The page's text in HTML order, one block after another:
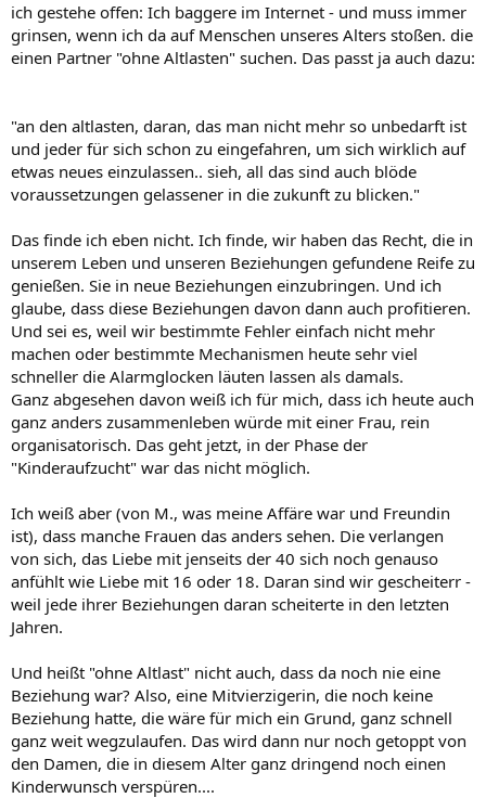
ich gestehe offen: Ich baggere im Internet - und muss immer
grinsen, wenn ich da auf Menschen unseres Alters stoßen. die
einen Partner "ohne Altlasten" suchen. Das passt ja auch dazu:
"an den altlasten, daran, das man nicht mehr so unbedarft ist
und jeder für sich schon zu eingefahren, um sich wirklich auf
etwas neues einzulassen.. sieh, all das sind auch blöde
voraussetzungen gelassener in die zukunft zu blicken."
Das finde ich eben nicht. Ich finde, wir haben das Recht, die in
unserem Leben und unseren Beziehungen gefundene Reife zu
genießen. Sie in neue Beziehungen einzubringen. Und ich
glaube, dass diese Beziehungen davon dann auch profitieren.
Und sei es, weil wir bestimmte Fehler einfach nicht mehr
machen oder bestimmte Mechanismen heute sehr viel
schneller die Alarmglocken läuten lassen als damals.
Ganz abgesehen davon weiß ich für mich, dass ich heute auch
ganz anders zusammenleben würde mit einer Frau, rein
organisatorisch. Das geht jetzt, in der Phase der
"Kinderaufzucht" war das nicht möglich.
Ich weiß aber (von M., was meine Affäre war und Freundin
ist), dass manche Frauen das anders sehen. Die verlangen
von sich, das Liebe mit jenseits der 40 sich noch genauso
anfühlt wie Liebe mit 16 oder 18. Daran sind wir gescheiterr -
weil jede ihrer Beziehungen daran scheiterte in den letzten
Jahren.
Und heißt "ohne Altlast" nicht auch, dass da noch nie eine
Beziehung war? Also, eine Mitvierzigerin, die noch keine
Beziehung hatte, die wäre für mich ein Grund, ganz schnell
ganz weit wegzulaufen. Das wird dann nur noch getoppt von
den Damen, die in diesem Alter ganz dringend noch einen
Kinderwunsch verspüren....